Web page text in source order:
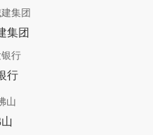
集团
行